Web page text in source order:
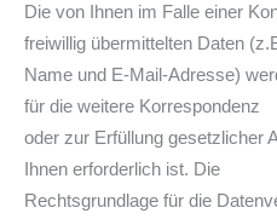
Die von Ihnen im Falle einer
freiwillig übermittelten Daten
Name und E-Mail-Adresse)
für die weitere Korrespondenz
oder zur Erfüllung gesetzlicher
Ihnen erforderlich ist. Die
Rechtsgrundlage für die